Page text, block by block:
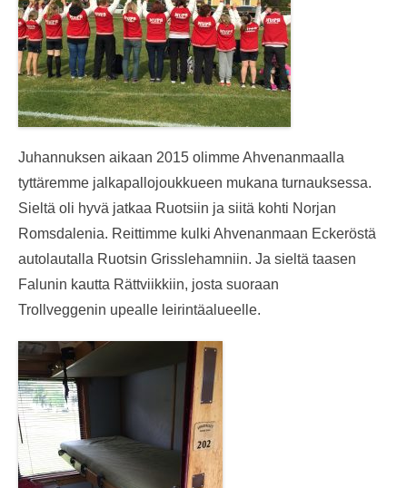
Juhannuksen aikaan 2015 olimme Ahvenanmaalla
tyttäremme jalkapallojoukkueen mukana turnauksessa.
Sieltä oli hyvä jatkaa Ruotsiin ja siitä kohti Norjan
Romsdalenia. Reittimme kulki Ahvenanmaan Eckeröstä
autolautalla Ruotsin Grisslehamniin. Ja sieltä taasen
Falunin kautta Rättviikkiin, josta suoraan
Trollveggenin upealle leirintäalueelle.